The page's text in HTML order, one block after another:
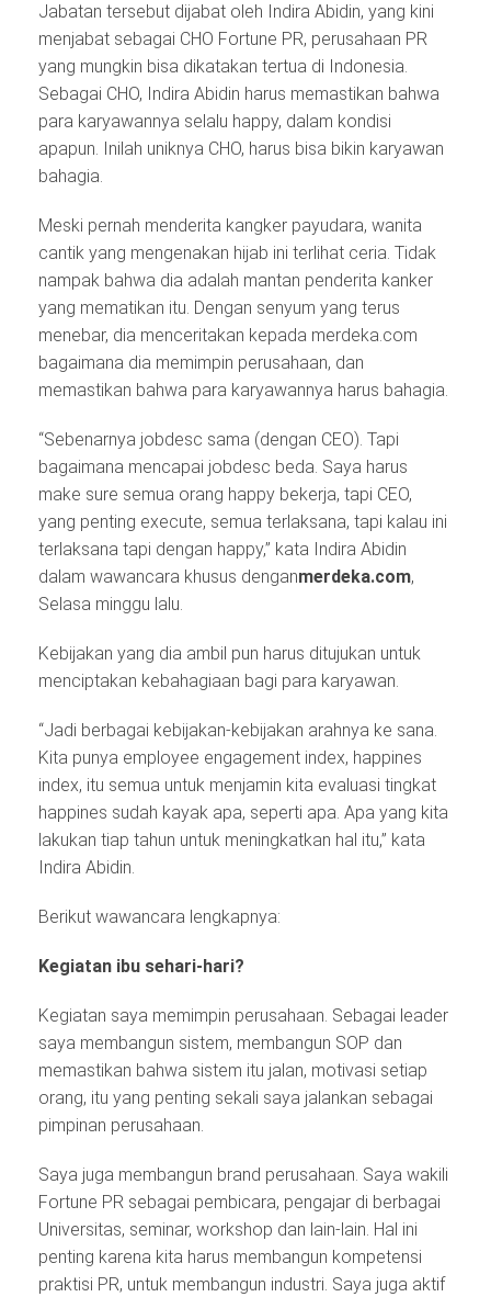
Jabatan tersebut dijabat oleh Indira Abidin, yang kini
menjabat sebagai CHO Fortune PR, perusahaan PR
yang mungkin bisa dikatakan tertua di Indonesia.
Sebagai CHO, Indira Abidin harus memastikan bahwa
para karyawannya selalu happy, dalam kondisi
apapun. Inilah uniknya CHO, harus bisa bikin karyawan
bahagia.
Meski pernah menderita kangker payudara, wanita
cantik yang mengenakan hijab ini terlihat ceria. Tidak
nampak bahwa dia adalah mantan penderita kanker
yang mematikan itu. Dengan senyum yang terus
menebar, dia menceritakan kepada merdeka.com
bagaimana dia memimpin perusahaan, dan
memastikan bahwa para karyawannya harus bahagia.
“Sebenarnya jobdesc sama (dengan CEO). Tapi
bagaimana mencapai jobdesc beda. Saya harus
make sure semua orang happy bekerja, tapi CEO,
yang penting execute, semua terlaksana, tapi kalau ini
terlaksana tapi dengan happy,” kata Indira Abidin
dalam wawancara khusus denganmerdeka.com,
Selasa minggu lalu.
Kebijakan yang dia ambil pun harus ditujukan untuk
menciptakan kebahagiaan bagi para karyawan.
“Jadi berbagai kebijakan-kebijakan arahnya ke sana.
Kita punya employee engagement index, happines
index, itu semua untuk menjamin kita evaluasi tingkat
happines sudah kayak apa, seperti apa. Apa yang kita
lakukan tiap tahun untuk meningkatkan hal itu,” kata
Indira Abidin.
Berikut wawancara lengkapnya:
Kegiatan ibu sehari-hari?
Kegiatan saya memimpin perusahaan. Sebagai leader
saya membangun sistem, membangun SOP dan
memastikan bahwa sistem itu jalan, motivasi setiap
orang, itu yang penting sekali saya jalankan sebagai
pimpinan perusahaan.
Saya juga membangun brand perusahaan. Saya wakili
Fortune PR sebagai pembicara, pengajar di berbagai
Universitas, seminar, workshop dan lain-lain. Hal ini
penting karena kita harus membangun kompetensi
praktisi PR, untuk membangun industri. Saya juga aktif